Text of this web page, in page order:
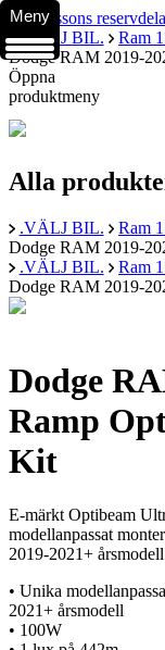
.VÄLJ BIL. Ram
Dodge RAM 2019-
Öppna
produktmeny
Alla
.VÄLJ BIL. Ram
Dodge RAM 2019-
.VÄLJ BIL.
Ram
Dodge RAM 2019-
Dodge
Ramp
Kit
E-märkt Optibeam
modellanpassat
2019-2021+
• Unika
2021+ årsmodell
• 100W
Meny